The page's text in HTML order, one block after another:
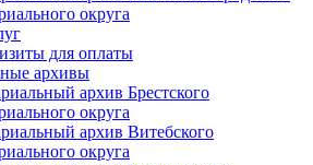
округа
для оплаты
архивы
архив Брестского
округа
архив Витебского
округа